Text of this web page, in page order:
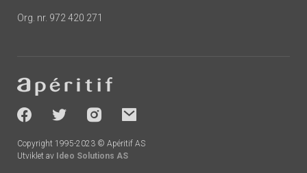
Org. nr. 972 420 271
-
socials
Copyright 1995-2023 © Apéritif AS
Utviklet av Ideo Solutions AS